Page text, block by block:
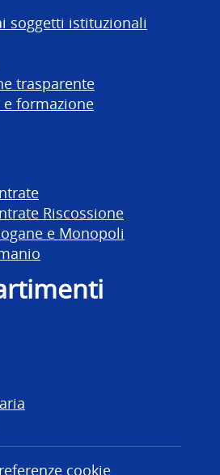
soggetti istituzionali
trasparente
formazione
Riscossione
e Monopoli
cookie